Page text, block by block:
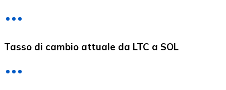
Tasso di cambio attuale da LTC a SOL